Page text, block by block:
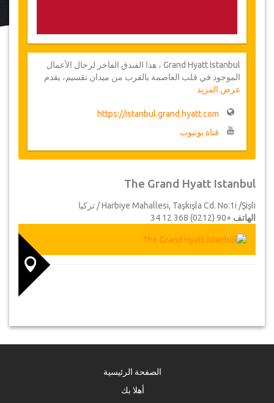
Grand Hyatt Istanbul ، هذا الفندق الفاخر لرجال الأعمال
الموجود في قلب العاصمة بالقرب من ميدان تقسيم، يقدم
مجموعة واسعة من الخدمات لتلبية احتياجات العملاء الأكثر
من بين أمور أخرى، خدمة السيارات والليموزين الخاصة
وصالون لتصفيف الشعر والتجميل ومجموعة من محلات
الهدايا الحصرية. في هذا الفندق المخصص لرجال الأعمال
يمكنك التمتع بمجموعة واسعة من الخدمات الموجهة للعملاء،
مثل الوصول إلى الإنترنت اللاسلكي (واي فاي) وخدمات
الطيران وبواب إلكتروني على الإنترنت يسمح لك بوضع خطة
لمجموعة من الأنشطة والخدمات قبل وصولهم.
عرض المزيد
https://istanbul.grand.hyatt.com
قناة يوتيوب
The Grand Hyatt Istanbul
Harbiye Mahallesi, Taşkışla Cd. No:1i /Şişli / تركيا
الهاتف +90 (0212) 368 12 34
الصفحة الرئيسية
أهلا بك